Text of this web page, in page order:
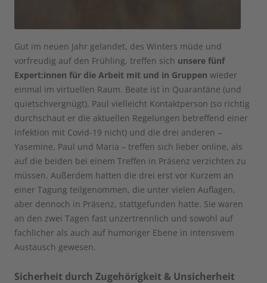
Gut im neuen Jahr gelandet, des Winters müde und
vorfreudig auf den Frühling, treffen sich unsere fünf
Expert:innen für die Arbeit mit und in Gruppen wieder
einmal im virtuellen Raum. Beate ist in Quarantäne (und
quietschvergnügt), Paul vielleicht Kontaktperson (so richtig
durchschaut er die aktuellen Regelungen betreffend einer
Infektion mit Covid-19 nicht) und die drei anderen –
Yasemine, Paul und Maria – treffen sich lieber online, als
auf die beiden bei einem Treffen in Präsenz verzichten zu
müssen. Außerdem hatten die drei erst vor Kurzem an
einer Tagung teilgenommen, die unter vielen Auflagen,
aber dennoch in Präsenz, stattgefunden hatte. Sie waren
an den zwei Tagen fast unzertrennlich und sowohl auf
fachlicher als auch auf humoriger Ebene in intensivem
Austausch gewesen.
Sicherheit durch Zugehörigkeit & Unsicherheit